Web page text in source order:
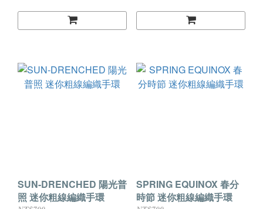
SUN-DRENCHED 陽光普
照 迷你粗線編織手環
SPRING EQUINOX 春分
時節 迷你粗線編織手環